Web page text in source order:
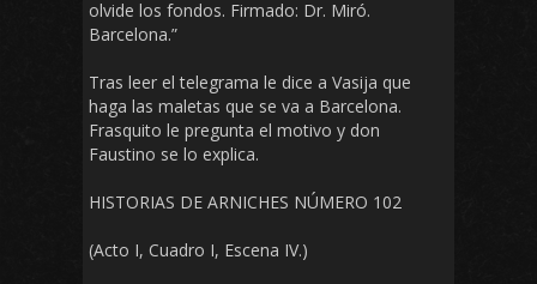
olvide los fondos. Firmado: Dr. Miró.
Barcelona.”
Tras leer el telegrama le dice a Vasija que
haga las maletas que se va a Barcelona.
Frasquito le pregunta el motivo y don
Faustino se lo explica.
HISTORIAS DE ARNICHES NÚMERO 102
(Acto I, Cuadro I, Escena IV.)